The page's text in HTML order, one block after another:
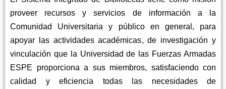
proveer recursos y servicios de información a la
Comunidad Universitaria y público en general, para
apoyar las actividades académicas, de investigación y
vinculación que la Universidad de las Fuerzas Armadas
ESPE proporciona a sus miembros, satisfaciendo con
calidad y eficiencia todas las necesidades de